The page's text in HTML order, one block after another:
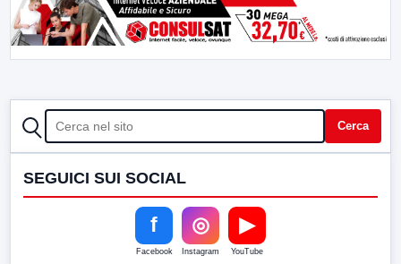
CERCA Cerca
SEGUICI SUI SOCIAL
f
Facebook
◎
Instagram
▶
YouTube